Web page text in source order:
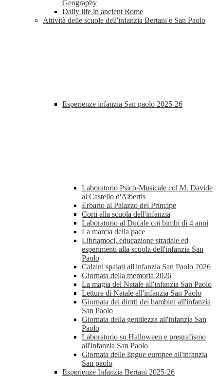
Geography
Daily life in ancient Rome
Attività delle scuole dell'infanzia Bertani e San Paolo
Esperienze infanzia San paolo 2025-26
Laboratorio Psico-Musicale col M. Davide
al Castello d'Albertis
Erbario al Palazzo del Principe
Corti alla scuola dell'infanzia
Laboratorio al Ducale coi bimbi di 4 anni
La marcia della pace
Libriamoci, educazione stradale ed
esperimenti alla scuola dell'infanzia San
Paolo
Calzini spaiati all'infanzia San Paolo 2026
Giornata della memoria 2026
La magia del Natale all'infanzia San Paolo
Letture di Natale all'infanzia San Paolo
Giornata dei diritti dei bambini all'infanzia
San Paolo
Giornata della gentilezza all'infanzia San
Paolo
Laboratorio su Halloween e pregrafismo
all'infanzia San Paolo
Giornata delle lingue europee all'infanzia
San paolo
Esperienze Infanzia Bertani 2025-26